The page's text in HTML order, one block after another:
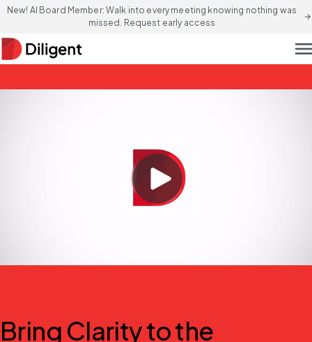
New! AI Board Member: Walk into every meeting knowing nothing was
missed. Request early access
arrow_forward
Bring Clarity to the